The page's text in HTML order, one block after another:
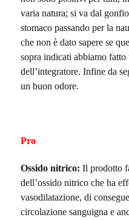
varia natura; si va dal
stomaco passando per la
che non è dato sapere se
sopra indicati abbiamo fatto
dell’integratore. Infine da
un buon odore.
Pro
Ossido nitrico: Il prodotto
dell’ossido nitrico che ha
vasodilatazione, di
circolazione sanguigna e